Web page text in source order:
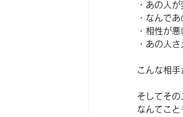
・あの人
・なんで
・相性が
・あの人
こんな相手
そしてその
なんてこと